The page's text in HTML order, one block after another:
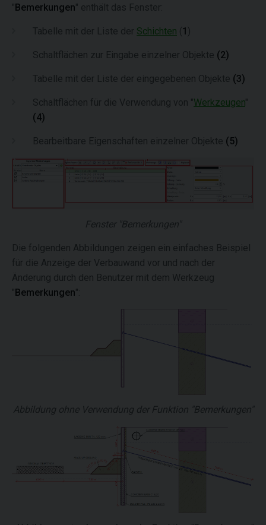
"Bemerkungen" enthält das Fenster:
Tabelle mit der Liste der Schichten ( 1 )
Schaltflächen zur Eingabe einzelner Objekte (2)
Tabelle mit der Liste der eingegebenen Objekte (3)
Schaltflächen für die Verwendung von "Werkzeugen"
(4)
Bearbeitbare Eigenschaften einzelner Objekte (5)
Fenster "Bemerkungen"
Die folgenden Abbildungen zeigen ein einfaches Beispiel
für die Anzeige der Verbauwand vor und nach der
Änderung durch den Benutzer mit dem Werkzeug
"Bemerkungen":
Abbildung ohne Verwendung der Funktion "Bemerkungen"